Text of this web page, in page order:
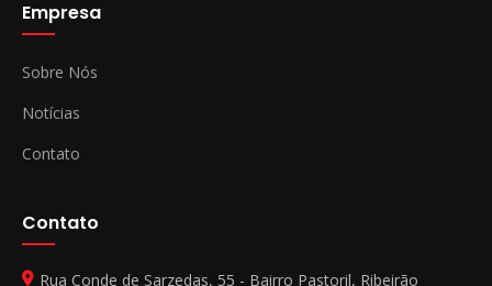
Empresa
Sobre Nós
Notícias
Contato
Contato
Rua Conde de Sarzedas, 55 - Bairro Pastoril, Ribeirão